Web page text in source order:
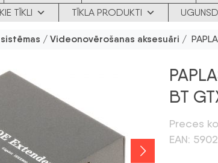
TĪKLI TĪKLA PRODUKTI
/ Videonovērošanas aksesuāri /
BT
Preces
EAN: